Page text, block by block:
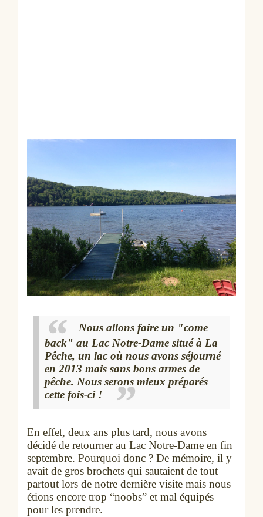
Nous allons faire un "come
back" au Lac Notre-Dame situé à La
Pêche, un lac où nous avons séjourné
en 2013 mais sans bons armes de
pêche. Nous serons mieux préparés
cette fois-ci !
En effet, deux ans plus tard, nous avons
décidé de retourner au Lac Notre-Dame en fin
septembre. Pourquoi donc ? De mémoire, il y
avait de gros brochets qui sautaient de tout
partout lors de notre dernière visite mais nous
étions encore trop “noobs” et mal équipés
pour les prendre.